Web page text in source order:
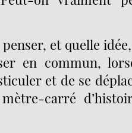
et quelle
en commun,
et de se
carré